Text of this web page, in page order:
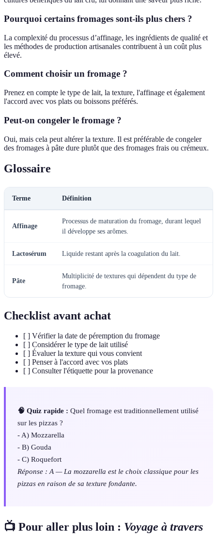
Pourquoi certains fromages sont-ils plus chers ?
La complexité du processus d’affinage, les ingrédients de qualité et
les méthodes de production artisanales contribuent à un coût plus
élevé.
Comment choisir un fromage ?
Prenez en compte le type de lait, la texture, l'affinage et également
l'accord avec vos plats ou boissons préférés.
Peut-on congeler le fromage ?
Oui, mais cela peut altérer la texture. Il est préférable de congeler
des fromages à pâte dure plutôt que des fromages frais ou crémeux.
Glossaire
Terme Définition
Affinage
Processus de maturation du fromage, durant lequel
il développe ses arômes.
Lactosérum Liquide restant après la coagulation du lait.
Pâte
Multiplicité de textures qui dépendent du type de
fromage.
Checklist avant achat
[ ] Vérifier la date de péremption du fromage
[ ] Considérer le type de lait utilisé
[ ] Évaluer la texture qui vous convient
[ ] Penser à l'accord avec vos plats
[ ] Consulter l'étiquette pour la provenance
🧠 Quiz rapide : Quel fromage est traditionnellement utilisé
sur les pizzas ?
- A) Mozzarella
- B) Gouda
- C) Roquefort
Réponse : A — La mozzarella est le choix classique pour les
pizzas en raison de sa texture fondante.
📺 Pour aller plus loin : Voyage à travers